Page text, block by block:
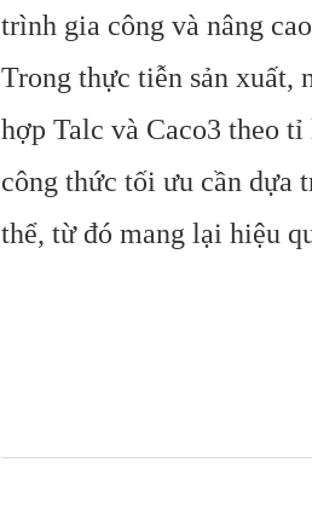
trình gia công và nâng
Trong thực tiễn sản xuất,
hợp Talc và Caco3 theo
công thức tối ưu cần dựa
thể, từ đó mang lại hiệu